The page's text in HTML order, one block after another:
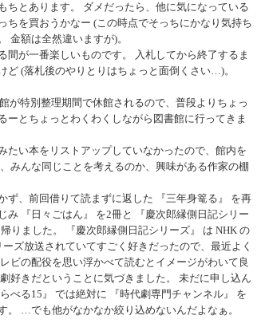
ちとあります。 ダメだったら、他に気になっている
ちを買おうかなー (この時点でそっちにかなり気持ち
金額は全然違いますが)。
間が一番楽しいものです。 入札してから終了するま
ど (落札後のやりとりはちょっと面倒くさい…)。
が特別整理期間で休館されるので、普段よりちょっ
ーとちょっとわくわくしながら図書館に行ってきま
たい本をリストアップしていなかったので、館内を
みんな同じことを考えるのか、興味がある作家の棚
ず、前回借りて読まずに返した 『三年身篭る』 を再
み 『日々ごはん』 を2冊と 『慶次郎縁側日記シリー
りました。 『慶次郎縁側日記シリーズ』 は NHK の
ズ放送されていてすごく好きだったので、最近よく
ビの配役を思い浮かべて読むとイメージがわいて良
好きだということに気づきました。 未だに申し込ん
べる15』 では絶対に 『時代劇専門チャンネル』 を
。 …でも他がなかなか絞り込めないんだよなぁ。